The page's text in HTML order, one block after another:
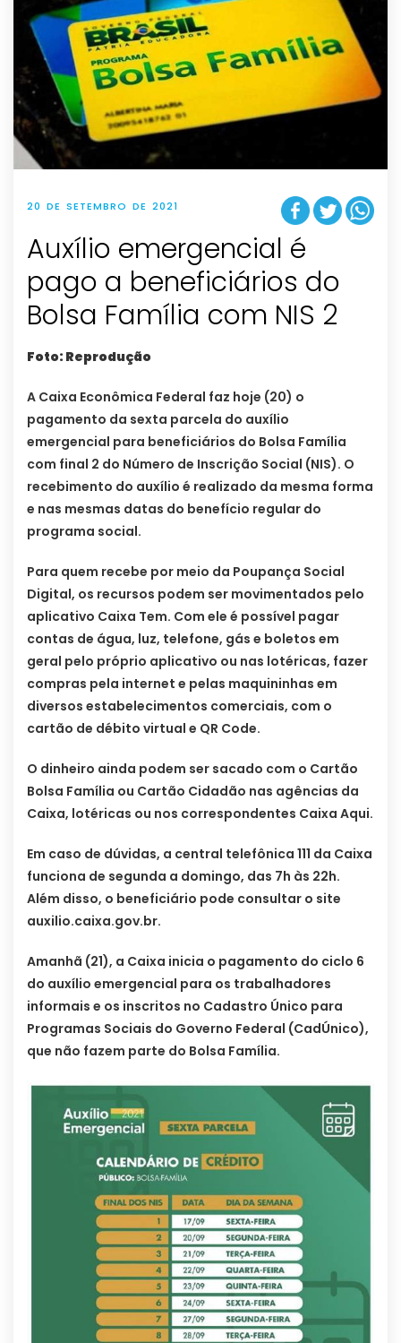
20 DE SETEMBRO DE 2021
Auxílio emergencial é
pago a beneficiários do
Bolsa Família com NIS 2
Foto: Reprodução
A Caixa Econômica Federal faz hoje (20) o
pagamento da sexta parcela do auxílio
emergencial para beneficiários do Bolsa Família
com final 2 do Número de Inscrição Social (NIS). O
recebimento do auxílio é realizado da mesma forma
e nas mesmas datas do benefício regular do
programa social.
Para quem recebe por meio da Poupança Social
Digital, os recursos podem ser movimentados pelo
aplicativo Caixa Tem. Com ele é possível pagar
contas de água, luz, telefone, gás e boletos em
geral pelo próprio aplicativo ou nas lotéricas, fazer
compras pela internet e pelas maquininhas em
diversos estabelecimentos comerciais, com o
cartão de débito virtual e QR Code.
O dinheiro ainda podem ser sacado com o Cartão
Bolsa Família ou Cartão Cidadão nas agências da
Caixa, lotéricas ou nos correspondentes Caixa Aqui.
Em caso de dúvidas, a central telefônica 111 da Caixa
funciona de segunda a domingo, das 7h às 22h.
Além disso, o beneficiário pode consultar o site
auxilio.caixa.gov.br.
Amanhã (21), a Caixa inicia o pagamento do ciclo 6
do auxílio emergencial para os trabalhadores
informais e os inscritos no Cadastro Único para
Programas Sociais do Governo Federal (CadÚnico),
que não fazem parte do Bolsa Família.